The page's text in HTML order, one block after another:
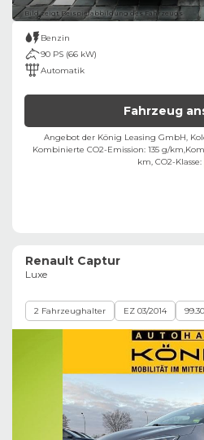
Bild zeigt Beispielabbildung des Fahrzeugs
Benzin
90 PS (66 kW)
Automatik
Fahrzeug
Angebot der König Leasing GmbH,
Kombinierte CO2-Emission: 135 g/km,
km, CO2-Klasse:
Renault Captur
Luxe
2 Fahrzeughalter EZ 03/2014